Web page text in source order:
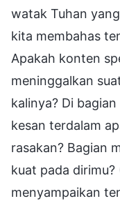
watak Tuhan
kita membahas
Apakah konten
meninggalkan
kalinya? Di
kesan terdalam
rasakan? Bagian
kuat pada
menyampaikan